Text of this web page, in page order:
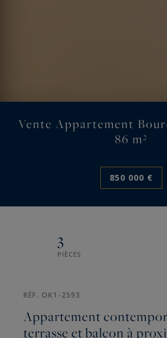
Vente Appartement
86 m²
850 000 €
3
PIÈCES
RÉF. OK1-2593
Appartement
terrasse et balcon à